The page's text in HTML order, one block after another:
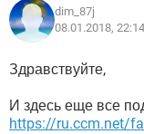
dim_87j
08.01.2018, 22:14
Здравствуйте,
И здесь еще все
https://ru.ccm.net/